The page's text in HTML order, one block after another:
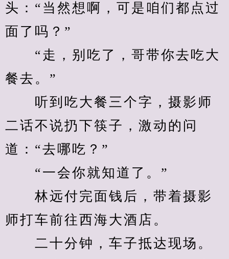
头：“当然想啊，可是咱们都点过
面了吗？”
“走，别吃了，哥带你去吃大
餐去。”
听到吃大餐三个字，摄影师
二话不说扔下筷子，激动的问
道：“去哪吃？”
“一会你就知道了。”
林远付完面钱后，带着摄影
师打车前往西海大酒店。
二十分钟，车子抵达现场。